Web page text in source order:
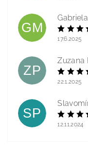
GM
17.6.2025
ZP
Zuzana
22.1.2025
SP
12.11.2024